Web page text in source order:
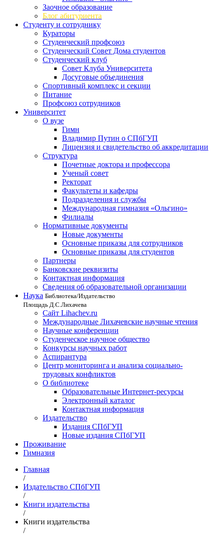
Заочное образование
Блог абитуриента
Студенту и сотруднику
Кураторы
Студенческий профсоюз
Студенческий Совет Дома студентов
Студенческий клуб
Совет Клуба Университета
Досуговые объединения
Спортивный комплекс и секции
Питание
Профсоюз сотрудников
Университет
О вузе
Гимн
Владимир Путин о СПбГУП
Лицензия и свидетельство об аккредитации
Структура
Почетные доктора и профессора
Ученый совет
Ректорат
Факультеты и кафедры
Подразделения и службы
Международная гимназия «Ольгино»
Филиалы
Нормативные документы
Новые документы
Основные приказы для сотрудников
Основные приказы для студентов
Партнеры
Банковские реквизиты
Контактная информация
Сведения об образовательной организации
Наука Библиотека/Издательство
Площадь Д.С.Лихачева
Сайт Lihachev.ru
Международные Лихачевские научные чтения
Научные конференции
Студенческое научное общество
Конкурсы научных работ
Аспирантура
Центр мониторинга и анализа социально-
трудовых конфликтов
О библиотеке
Образовательные Интернет-ресурсы
Электронный каталог
Контактная информация
Издательство
Издания СПбГУП
Новые издания СПбГУП
Проживание
Гимназия
Главная
/
Издательство СПбГУП
/
Книги издательства
/
Книги издательства
/